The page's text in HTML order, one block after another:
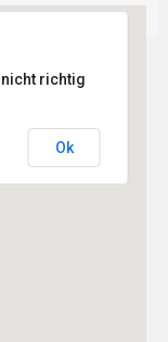
richtig
Ok